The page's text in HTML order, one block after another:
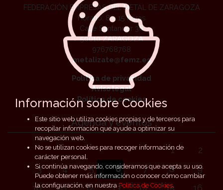
FEDERACIÓN EMPRESAS DEL METAL DE ZARAGOZA
Horario: 8 a 15 horas
Calle Santander 36
50010 ZARAGOZA
976768768
metalizate@femz.es
Política de privacidad
Aviso legal
Política de cookies
Agenda y eventos
1
2
3
4 5 6 7 8
9
Información sobre Cookies
Este sitio web utiliza cookies propias y de terceros para
recopilar información que ayude a optimizar su
navegación web.
No se utilizan cookies para recoger información de
carácter personal.
Si continúa navegando, consideramos que acepta su uso.
Puede obtener más información o conocer cómo cambiar
la configuración, en nuestraPolítica de Cookies.